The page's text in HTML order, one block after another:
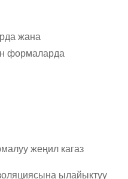
жана
формаларда
жеңил кагаз
ылайыктуу